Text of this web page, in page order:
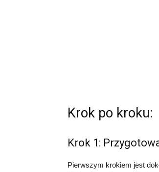
Krok po kroku:
Krok 1:
Pierwszym krokiem jest